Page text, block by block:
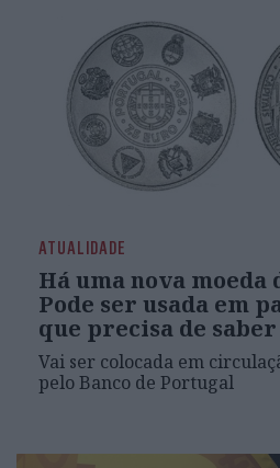
ATUALIDADE
Há uma nova moeda
Pode ser usada em
que precisa de saber
Vai ser colocada em
pelo Banco de Portugal